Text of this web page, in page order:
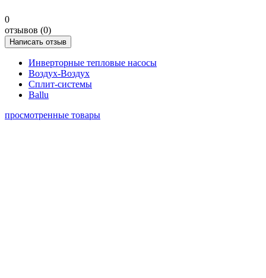
0
отзывов (0)
Написать отзыв
Инверторные тепловые насосы
Воздух-Воздух
Сплит-системы
Ballu
просмотренные товары